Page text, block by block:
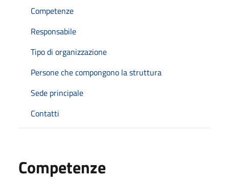
Competenze
Responsabile
Tipo di organizzazione
Persone che compongono la struttura
Sede principale
Contatti
Competenze